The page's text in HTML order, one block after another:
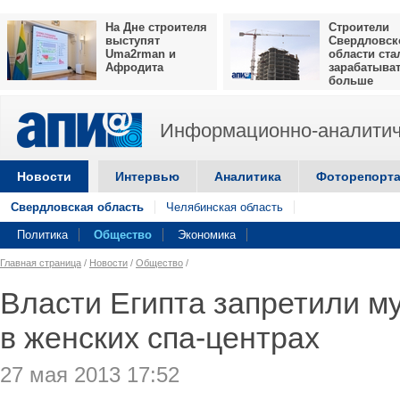
На Дне строителя
выступят
Uma2rman и
Афродита
Строители
области
больше
Информационно-
Новости Интервью Аналитика
Свердловская область Челябинская область
Политика Общество Экономика
Главная страница / Новости / Общество /
Власти Египта запретили
в женских спа-центрах
27 мая 2013 17:52